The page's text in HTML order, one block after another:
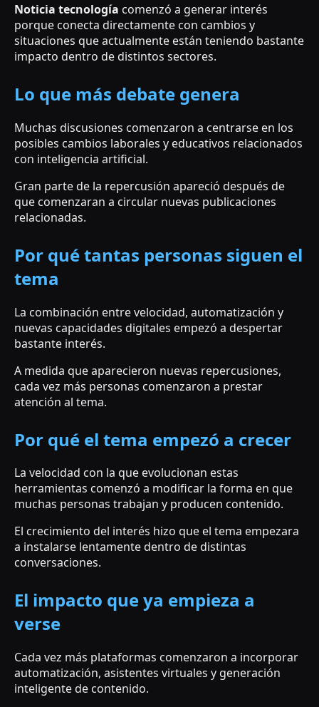
Noticia tecnología comenzó a generar interés
porque conecta directamente con cambios y
situaciones que actualmente están teniendo bastante
impacto dentro de distintos sectores.
Lo que más debate genera
Muchas discusiones comenzaron a centrarse en los
posibles cambios laborales y educativos relacionados
con inteligencia artificial.
Gran parte de la repercusión apareció después de
que comenzaran a circular nuevas publicaciones
relacionadas.
Por qué tantas personas siguen el
tema
La combinación entre velocidad, automatización y
nuevas capacidades digitales empezó a despertar
bastante interés.
A medida que aparecieron nuevas repercusiones,
cada vez más personas comenzaron a prestar
atención al tema.
Por qué el tema empezó a crecer
La velocidad con la que evolucionan estas
herramientas comenzó a modificar la forma en que
muchas personas trabajan y producen contenido.
El crecimiento del interés hizo que el tema empezara
a instalarse lentamente dentro de distintas
conversaciones.
El impacto que ya empieza a
verse
Cada vez más plataformas comenzaron a incorporar
automatización, asistentes virtuales y generación
inteligente de contenido.